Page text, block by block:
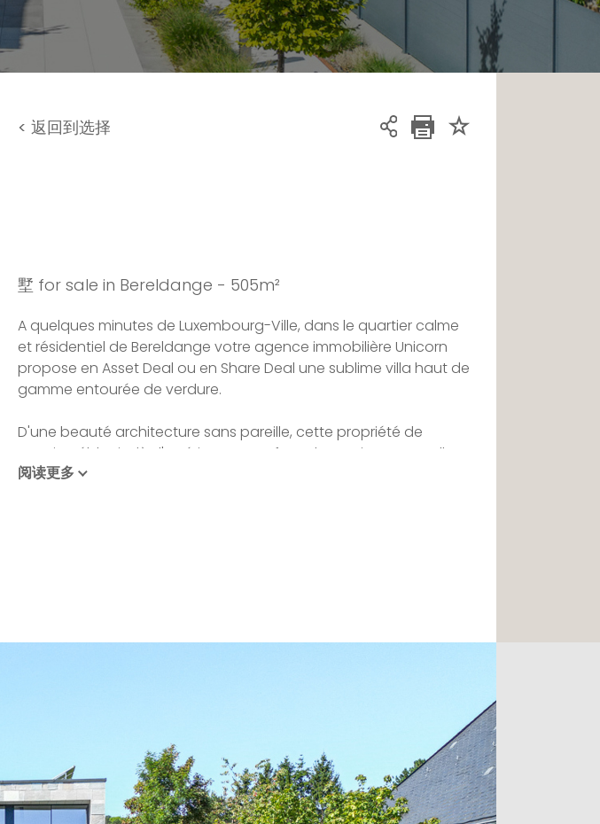
< 返回到选择
墅 for sale in Bereldange - 505m²
A quelques minutes de Luxembourg-Ville, dans le quartier calme
et résidentiel de Bereldange votre agence immobilière Unicorn
propose en Asset Deal ou en Share Deal une sublime villa haut de
gamme entourée de verdure.
D'une beauté architecture sans pareille, cette propriété de
prestige éblouit dès l'extérieur par sa façade en pierre naturelle
de Villafranca.
à la piscine intérieure à débordement. En pierre de Zimbabwe,
A ce niveau se trouve également une première chambre à
coucher avec placards sur mesure, deux salles de bain ainsi que
des toilettes séparés
阅读更多